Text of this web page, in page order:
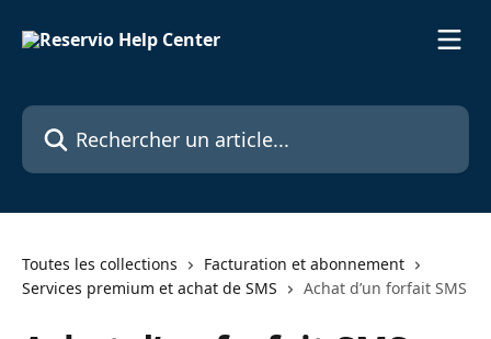
Rechercher un article...
Toutes les collections
Facturation et abonnement
Services premium et achat de SMS
Achat d’un forfait SMS